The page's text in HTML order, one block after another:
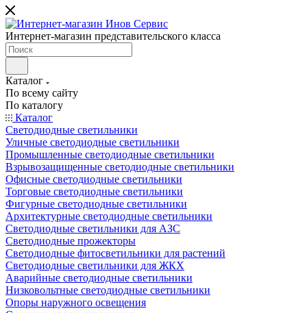
Интернет-магазин представительского класса
Каталог
По всему сайту
По каталогу
Каталог
Светодиодные светильники
Уличные светодиодные светильники
Промышленные светодиодные светильники
Взрывозащищенные светодиодные светильники
Офисные светодиодные светильники
Торговые светодиодные светильники
Фигурные светодиодные светильники
Архитектурные светодиодные светильники
Светодиодные светильники для АЗС
Светодиодные прожекторы
Светодиодные фитосветильники для растений
Светодиодные светильники для ЖКХ
Аварийные светодиодные светильники
Низковольтные светодиодные светильники
Опоры наружного освещения